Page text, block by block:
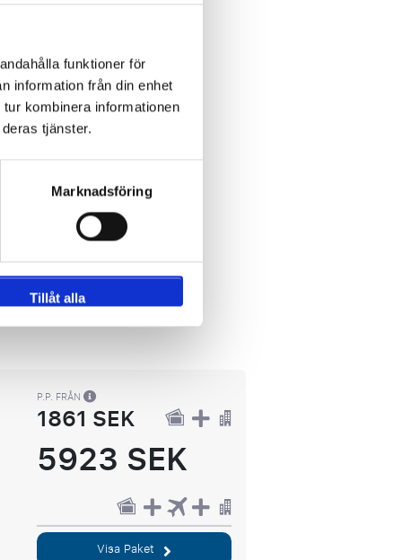
funktioner för
information från din enhet
kombinera informationen
tjänster.
Marknadsföring
Tillåt alla
P.P. FRÅN
1861 SEK
5923 SEK
Visa Paket